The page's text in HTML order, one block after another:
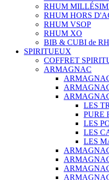
RHUM
RHUM HORS
RHUM VSOP
RHUM XO
BIB & CUBI de
SPIRITUEUX
COFFRET
ARMAGNAC
LES
PURE
LES
LES
LES